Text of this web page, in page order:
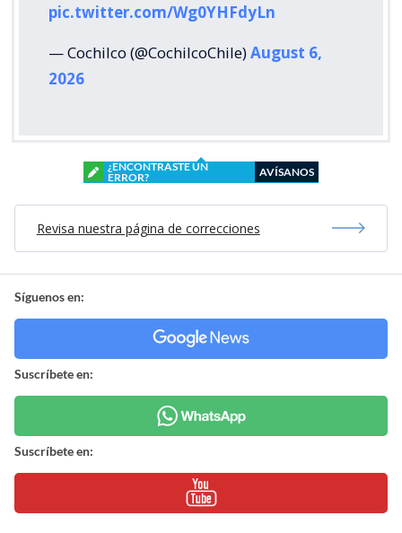
pic.twitter.com/Wg0YHFdyLn
— Cochilco (@CochilcoChile)August 6,
2026
¿ENCONTRASTE UN
ERROR?
AVÍSANOS
Revisa nuestra página de correcciones
Síguenos en:
Suscríbete en:
Suscríbete en: